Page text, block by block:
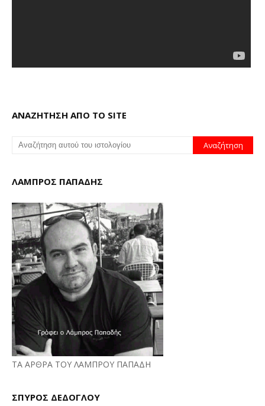
ΑΝΑΖΗΤΗΣΗ ΑΠΟ ΤΟ SITE
ΛΑΜΠΡΟΣ ΠΑΠΑΔΗΣ
ΤΑ ΑΡΘΡΑ ΤΟΥ ΛΑΜΠΡΟΥ ΠΑΠΑΔΗ
ΣΠΥΡΟΣ ΔΕΔΟΓΛΟΥ